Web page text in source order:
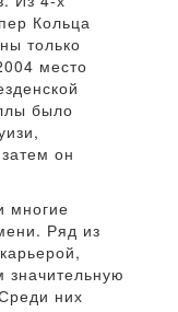
Кольца
только
место
было
он
многие
Ряд из
значительную
них